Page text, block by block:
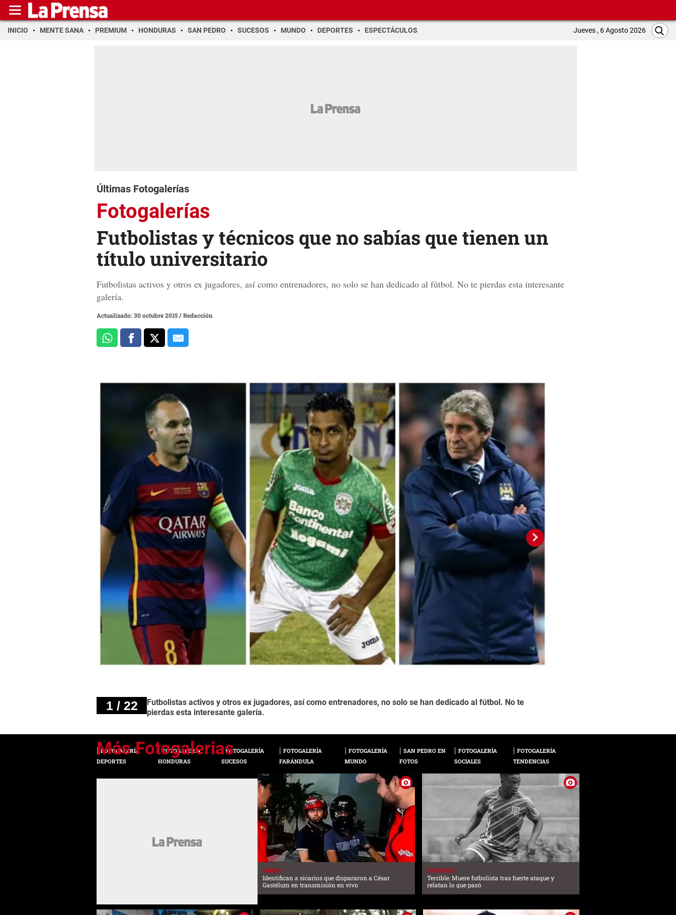
INICIO MENTE SANA PREMIUM HONDURAS SAN PEDRO SUCESOS MUNDO DEPORTES ESPECTÁCULOS Jueves , 6 Agosto 2026
Últimas Fotogalerías
Fotogalerías
Futbolistas y técnicos que no sabías que tienen un
título universitario
Futbolistas activos y otros ex jugadores, así como entrenadores, no solo se han dedicado al fútbol. No te pierdas esta interesante
galería.
Actualizado: 30 octubre 2015/Redacción
1 / 22
Futbolistas activos y otros ex jugadores, así como entrenadores, no solo se han dedicado al fútbol. No te
pierdas esta interesante galería.
FOTOGALERÍA
DEPORTES
FOTOGALERÍA
HONDURAS
FOTOGALERÍA
SUCESOS
FOTOGALERÍA
FARÁNDULA
FOTOGALERÍA
MUNDO
SAN PEDRO EN
FOTOS
FOTOGALERÍA
SOCIALES
FOTOGALERÍA
TENDENCIAS
MUNDO
Identifican a sicarios que dispararon a César
Gastélum en transmisión en vivo
DEPORTES
Terrible: Muere futbolista tras fuerte ataque y
relatan lo que pasó